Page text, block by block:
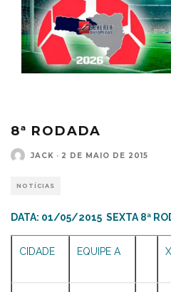
8ª RODADA
JACK · 2 DE MAIO DE 2015
NOTÍCIAS
DATA: 01/05/2015 SEXTA 8ª
CIDADE EQUIPE A X